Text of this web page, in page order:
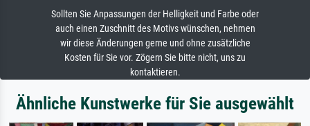
Sollten Sie Anpassungen der Helligkeit und Farbe oder
auch einen Zuschnitt des Motivs wünschen, nehmen
wir diese Änderungen gerne und ohne zusätzliche
Kosten für Sie vor. Zögern Sie bitte nicht, uns zu
kontaktieren.
Ähnliche Kunstwerke für Sie ausgewählt